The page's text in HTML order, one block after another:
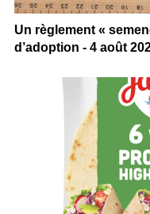
Un règlement «
d’adoption - 4 août